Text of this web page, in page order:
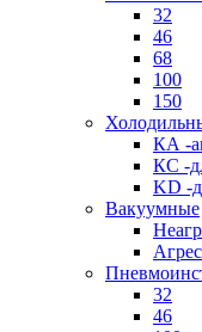
32
46
68
100
150
КА -
КС -
KD -
Вакуумные
32
46